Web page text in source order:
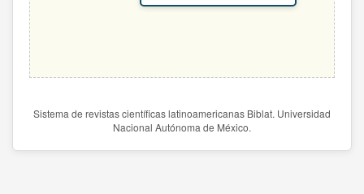
Sistema de revistas científicas latinoamericanas Biblat. Universidad
Nacional Autónoma de México.